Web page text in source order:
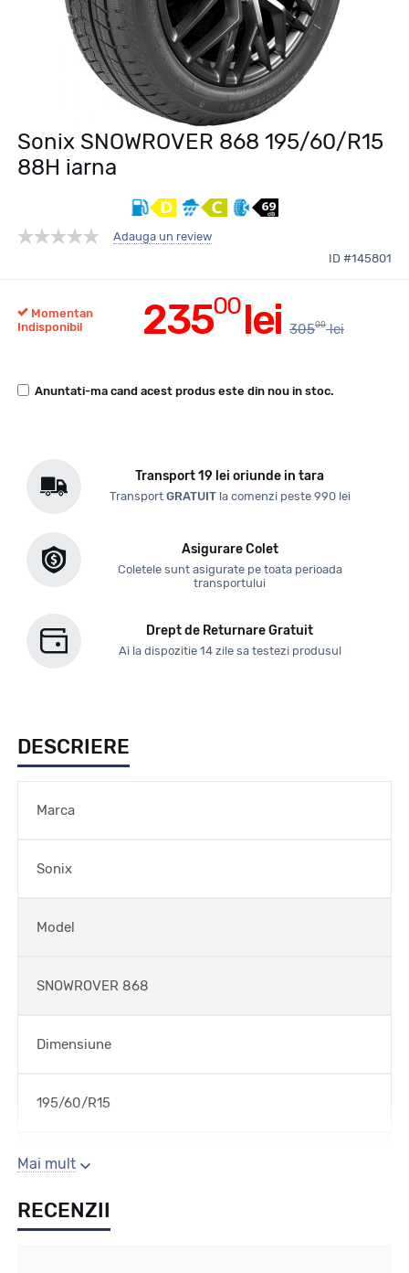
Sonix SNOWROVER 868 195/60/R15
88H iarna
Adauga un review
ID #145801
23500lei 30500 lei
Momentan
Indisponibil
Anuntati-ma cand acest produs este din nou in stoc.
Transport 19 lei oriunde in tara
Transport GRATUITla comenzi peste 990 lei
Asigurare Colet
Coletele sunt asigurate pe toata perioada
transportului
Drept de Returnare Gratuit
Ai la dispozitie 14 zile sa testezi produsul
DESCRIERE
Marca
Sonix
Model
SNOWROVER 868
Dimensiune
195/60/R15
Sezon
Iarna
Mai mult
RECENZII